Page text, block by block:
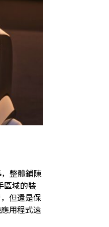
整體鋪陳
區域的裝
但還是保
用程式遠